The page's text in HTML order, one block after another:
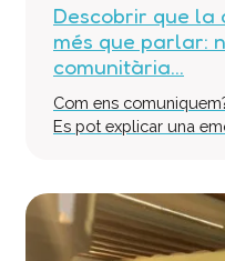
Descobrir que la
més que parlar:
comunitària...
Com ens
Es pot explicar una